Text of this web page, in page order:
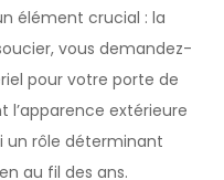
élément crucial : la
vous demandez-
pour votre porte de
l’apparence extérieure
un rôle déterminant
au fil des ans.